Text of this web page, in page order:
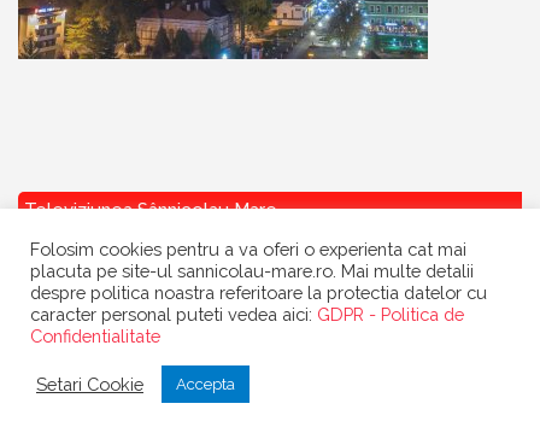
Televiziunea Sânnicolau Mare
Primaria Sannicolau Mare
gazduit de
Folosim cookies pentru a va oferi o experienta cat mai
placuta pe site-ul sannicolau-mare.ro. Mai multe detalii
despre politica noastra referitoare la protectia datelor cu
caracter personal puteti vedea aici: GDPR - Politica de
Confidentialitate
Setari Cookie Accepta